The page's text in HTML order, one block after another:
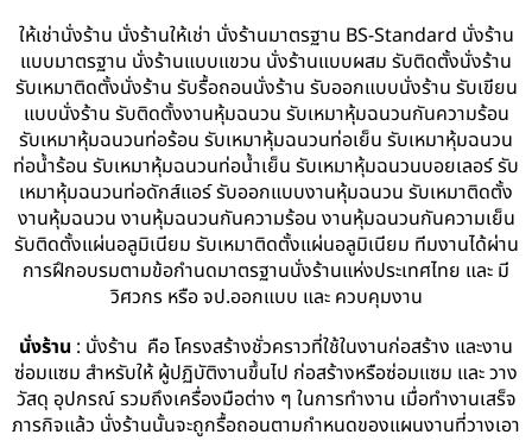
ให้เช่านั่งร้าน นั่งร้านให้เช่า นั่งร้านมาตรฐาน BS-Standard นั่งร้าน
แบบมาตรฐาน นั่งร้านแบบแขวน นั่งร้านแบบผสม รับติดตั้งนั่งร้าน
รับเหมาติดตั้งนั่งร้าน รับรื้อถอนนั่งร้าน รับออกแบบนั่งร้าน รับเขียน
แบบนั่งร้าน รับติดตั้งงานหุ้มฉนวน รับเหมาหุ้มฉนวนกันความร้อน
รับเหมาหุ้มฉนวนท่อร้อน รับเหมาหุ้มฉนวนท่อเย็น รับเหมาหุ้มฉนวน
ท่อน้ำร้อน รับเหมาหุ้มฉนวนท่อน้ำเย็น รับเหมาหุ้มฉนวนบอยเลอร์ รับ
เหมาหุ้มฉนวนท่อดักส์แอร์ รับออกแบบงานหุ้มฉนวน รับเหมาติดตั้ง
งานหุ้มฉนวน งานหุ้มฉนวนกันความร้อน งานหุ้มฉนวนกันความเย็น
รับติดตั้งแผ่นอลูมิเนียม รับเหมาติดตั้งแผ่นอลูมิเนียม ทีมงานได้ผ่าน
การฝึกอบรมตามข้อกำนดมาตรฐานนั่งร้านแห่งประเทศไทย และ มี
วิศวกร หรือ จป.ออกแบบ และ ควบคุมงาน
นั่งร้าน : นั่งร้าน คือ โครงสร้างชั่วคราวที่ใช้ในงานก่อสร้าง และงาน
ซ่อมแซม สำหรับให้ ผู้ปฏิบัติงานขึ้นไป ก่อสร้างหรือซ่อมแซม และ วาง
วัสดุ อุปกรณ์ รวมถึงเครื่องมือต่าง ๆ ในการทำงาน เมื่อทำงานเสร็จ
ภารกิจแล้ว นั่งร้านนั้นจะถูกรื้อถอนตามกำหนดของแผนงานที่วางเอา